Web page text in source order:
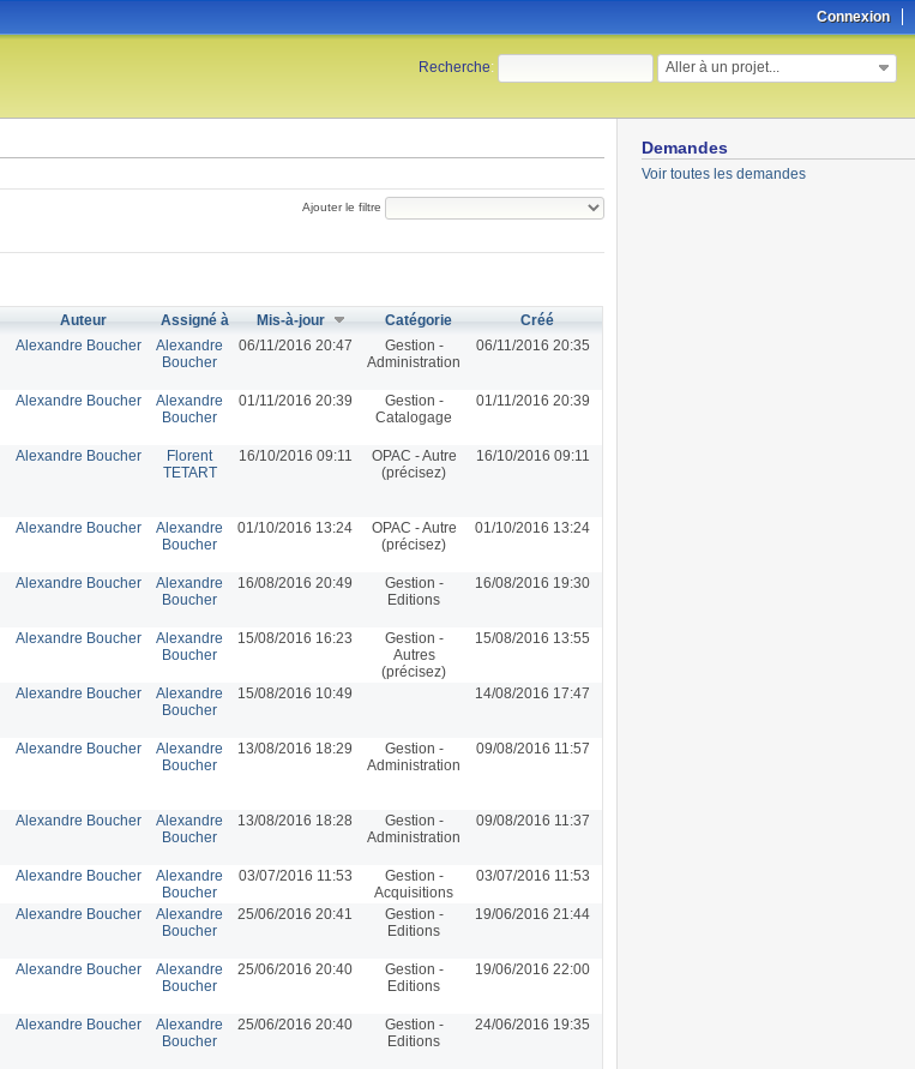
Connexion
Recherche: Aller à un projet...
Demandes
Voir toutes les demandes
Ajouter le filtre
Auteur Assigné à Mis-à-jour Catégorie
Créé
Alexandre Boucher
Alexandre
Boucher
06/11/2016 20:47
Gestion -
Administration
06/11/2016 20:35
Alexandre Boucher
Alexandre
Boucher
01/11/2016 20:39
Gestion -
Catalogage
01/11/2016 20:39
Alexandre Boucher
Florent
TETART
16/10/2016 09:11
OPAC - Autre
(précisez)
16/10/2016 09:11
Alexandre Boucher
Alexandre
Boucher
01/10/2016 13:24
OPAC - Autre
(précisez)
01/10/2016 13:24
Alexandre Boucher
Alexandre
Boucher
16/08/2016 20:49
Gestion -
Editions
16/08/2016 19:30
Alexandre Boucher
Alexandre
Boucher
15/08/2016 16:23
Gestion -
Autres
(précisez)
15/08/2016 13:55
Alexandre Boucher
Alexandre
Boucher
15/08/2016 10:49 14/08/2016 17:47
Alexandre Boucher
Alexandre
Boucher
13/08/2016 18:29
Gestion -
Administration
09/08/2016 11:57
Alexandre Boucher
Alexandre
Boucher
13/08/2016 18:28
Gestion -
Administration
09/08/2016 11:37
Alexandre Boucher
Alexandre
Boucher
03/07/2016 11:53
Gestion -
Acquisitions
03/07/2016 11:53
Alexandre Boucher
Alexandre
Boucher
25/06/2016 20:41
Gestion -
Editions
19/06/2016 21:44
Alexandre Boucher
Alexandre
Boucher
25/06/2016 20:40
Gestion -
Editions
19/06/2016 22:00
Alexandre Boucher
Alexandre
Boucher
25/06/2016 20:40
Gestion -
Editions
24/06/2016 19:35